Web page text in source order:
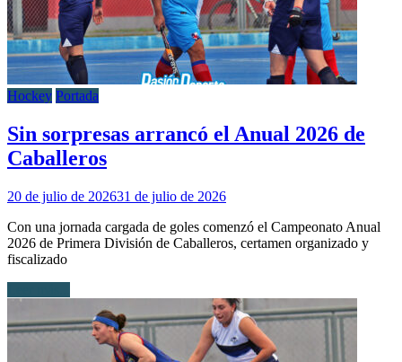
Hockey Portada
Sin sorpresas arrancó el Anual 2026 de
Caballeros
20 de julio de 202631 de julio de 2026
Con una jornada cargada de goles comenzó el Campeonato Anual
2026 de Primera División de Caballeros, certamen organizado y
fiscalizado